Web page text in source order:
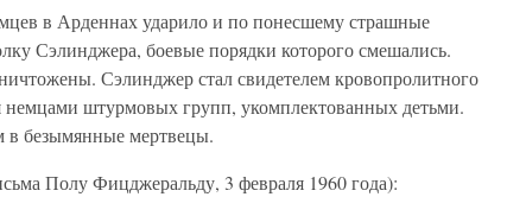
в Арденнах ударило и по понесшему страшные
Сэлинджера, боевые порядки которого смешались.
Сэлинджер стал свидетелем кровопролитного
штурмовых групп, укомплектованных детьми.
безымянные мертвецы.
Полу Фицджеральду, 3 февраля 1960 года):